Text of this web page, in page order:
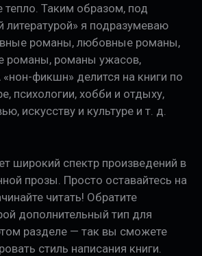
тепло. Таким образом, под
литературой» я подразумеваю
романы, любовные романы,
романы, романы ужасов,
фикшн» делится на книги по
психологии, хобби и отдыху,
искусству и культуре и т. д.
широкий спектр произведений в
прозы. Просто оставайтесь на
читать! Обратите
дополнительный тип для
разделе — так вы сможете
стиль написания книги.